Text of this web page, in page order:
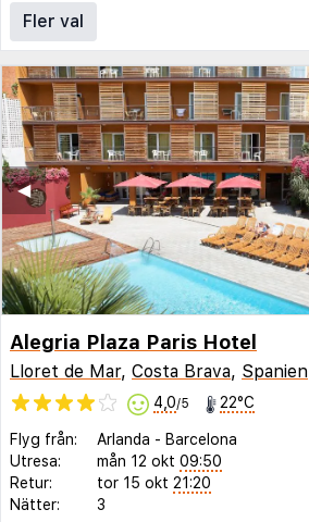
Fler val
◀︎
Alegria Plaza Paris Hotel
Lloret de Mar, Costa Brava, Spanien
4,0/5 22°C
Flyg från: Arlanda - Barcelona
Utresa:
mån 12 okt 09:50
Retur:
tor 15 okt 21:20
Nätter:
3